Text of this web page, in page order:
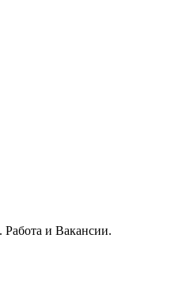
Работа и Вакансии.